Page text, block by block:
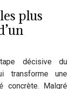
plus
décisive du
transforme une
concrète. Malgré